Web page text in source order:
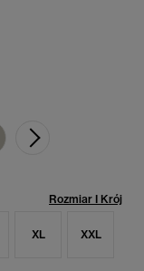
Rozmiar I Krój
XL XXL